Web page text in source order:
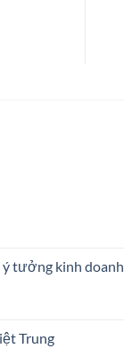
tưởng kinh doanh
Trung